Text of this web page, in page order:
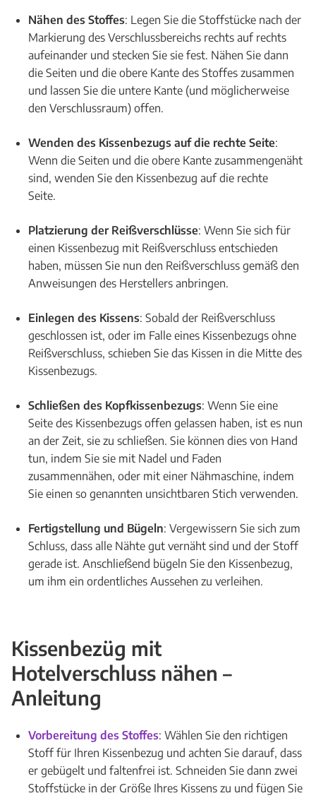
Nähen des Stoffes: Legen Sie die Stoffstücke nach der
Markierung des Verschlussbereichs rechts auf rechts
aufeinander und stecken Sie sie fest. Nähen Sie dann
die Seiten und die obere Kante des Stoffes zusammen
und lassen Sie die untere Kante (und möglicherweise
den Verschlussraum) offen.
Wenden des Kissenbezugs auf die rechte Seite:
Wenn die Seiten und die obere Kante zusammengenäht
sind, wenden Sie den Kissenbezug auf die rechte
Seite.
Platzierung der Reißverschlüsse: Wenn Sie sich für
einen Kissenbezug mit Reißverschluss entschieden
haben, müssen Sie nun den Reißverschluss gemäß den
Anweisungen des Herstellers anbringen.
Einlegen des Kissens: Sobald der Reißverschluss
geschlossen ist, oder im Falle eines Kissenbezugs ohne
Reißverschluss, schieben Sie das Kissen in die Mitte des
Kissenbezugs.
Schließen des Kopfkissenbezugs: Wenn Sie eine
Seite des Kissenbezugs offen gelassen haben, ist es nun
an der Zeit, sie zu schließen. Sie können dies von Hand
tun, indem Sie sie mit Nadel und Faden
zusammennähen, oder mit einer Nähmaschine, indem
Sie einen so genannten unsichtbaren Stich verwenden.
Fertigstellung und Bügeln: Vergewissern Sie sich zum
Schluss, dass alle Nähte gut vernäht sind und der Stoff
gerade ist. Anschließend bügeln Sie den Kissenbezug,
um ihm ein ordentliches Aussehen zu verleihen.
Kissenbezüg mit
Hotelverschluss nähen –
Anleitung
Vorbereitung des Stoffes: Wählen Sie den richtigen
Stoff für Ihren Kissenbezug und achten Sie darauf, dass
er gebügelt und faltenfrei ist. Schneiden Sie dann zwei
Stoffstücke in der Größe Ihres Kissens zu und fügen Sie